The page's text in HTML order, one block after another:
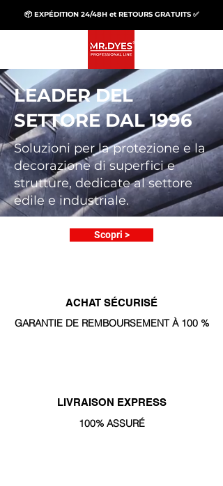
📦 EXPÉDITION 24/48H et RETOURS GRATUITS ✅
LEADER DEL
SETTORE DAL 1996
Soluzioni per la protezione e la
decorazione di superfici e
strutture, dedicate al settore
edile e industriale.
Scopri >
ACHAT SÉCURISÉ
GARANTIE DE REMBOURSEMENT À 100 %
LIVRAISON EXPRESS
100% ASSURÉ